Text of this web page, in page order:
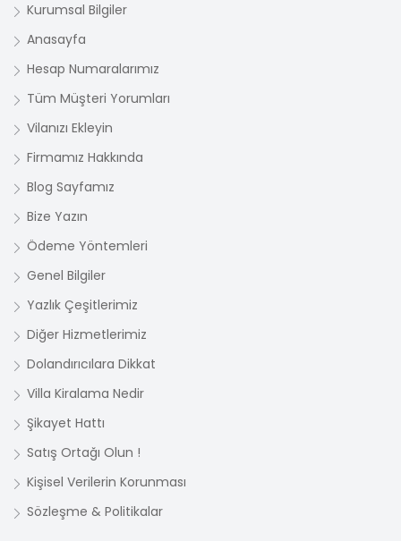
Kurumsal Bilgiler
Anasayfa
Hesap Numaralarımız
Tüm Müşteri Yorumları
Vilanızı Ekleyin
Firmamız Hakkında
Blog Sayfamız
Bize Yazın
Ödeme Yöntemleri
Genel Bilgiler
Yazlık Çeşitlerimiz
Diğer Hizmetlerimiz
Dolandırıcılara Dikkat
Villa Kiralama Nedir
Şikayet Hattı
Satış Ortağı Olun !
Kişisel Verilerin Korunması
Sözleşme & Politikalar